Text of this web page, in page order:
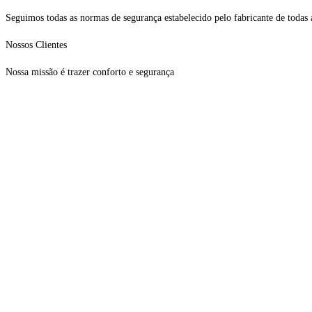
Seguimos todas as normas de segurança estabelecido pelo fabricante de
Nossos Clientes
Nossa missão é trazer conforto e segurança